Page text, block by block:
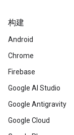
构建
Android
Chrome
Firebase
Google AI Studio
Google Antigravity
Google Cloud